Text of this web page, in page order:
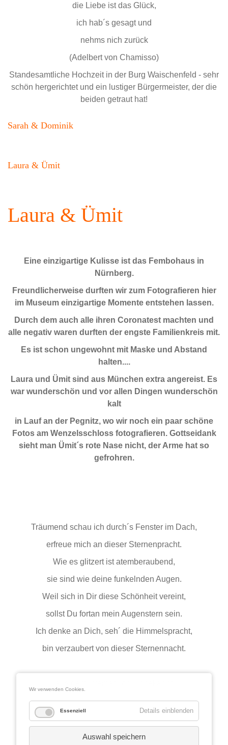
die Liebe ist das Glück,
ich hab´s gesagt und
nehms nich zurück
(Adelbert von Chamisso)
Standesamtliche Hochzeit in der Burg Waischenfeld - sehr
schön hergerichtet und ein lustiger Bürgermeister, der die
beiden getraut hat!
Sarah & Dominik
Laura & Ümit
Laura & Ümit
Eine einzigartige Kulisse ist das Fembohaus in
Nürnberg.
Freundlicherweise durften wir zum Fotografieren hier
im Museum einzigartige Momente entstehen lassen.
Durch dem auch alle ihren Coronatest machten und
alle negativ waren durften der engste Familienkreis mit.
Es ist schon ungewohnt mit Maske und Abstand
halten....
Laura und Ümit sind aus München extra angereist. Es
war wunderschön und vor allen Dingen wunderschön
kalt
in Lauf an der Pegnitz, wo wir noch ein paar schöne
Fotos am Wenzelsschloss fotografieren. Gottseidank
sieht man Ümit´s rote Nase nicht, der Arme hat so
gefrohren.
Träumend schau ich durch´s Fenster im Dach,
erfreue mich an dieser Sternenpracht.
Wie es glitzert ist atemberaubend,
sie sind wie deine funkelnden Augen.
Weil sich in Dir diese Schönheit vereint,
sollst Du fortan mein Augenstern sein.
Ich denke an Dich, seh´ die Himmelspracht,
bin verzaubert von dieser Sternennacht.
Wir verwenden Cookies.
Essenziell Details einblenden
Auswahl speichern